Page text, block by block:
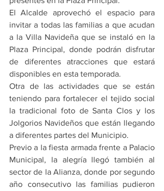
El Alcalde aprovechó el espacio para
invitar a todas las familias a que acudan
a la Villa Navideña que se instaló en la
Plaza Principal, donde podrán disfrutar
de diferentes atracciones que estará
disponibles en esta temporada.
Otra de las actividades que se están
teniendo para fortalecer el tejido social
la tradicional foto de Santa Clos y los
Jolgorios Navideños que están llegando
a diferentes partes del Municipio.
Previo a la fiesta armada frente a Palacio
Municipal, la alegría llegó también al
sector de la Alianza, donde por segundo
año consecutivo las familias pudieron